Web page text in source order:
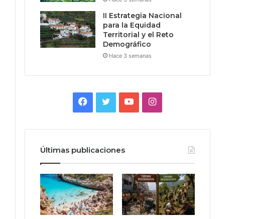
II Estrategia Nacional
para la Equidad
Territorial y el Reto
Demográfico
Hace 3 semanas
Facebook
TwitterYouTubeInstagram
Últimas publicaciones